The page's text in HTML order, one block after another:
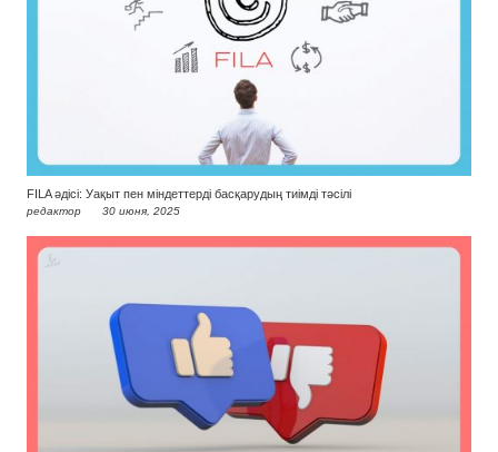
FILA әдісі: Уақыт пен міндеттерді басқарудың тиімді тәсілі
редактор 30 июня, 2025